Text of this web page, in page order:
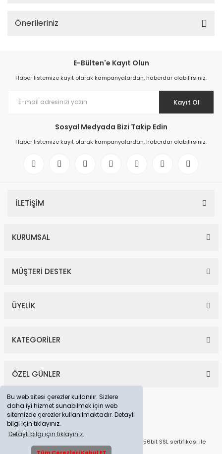
Bu web sitesi çerezler kullanılır. Sizlere
daha iyi hizmet sunabilmek için web
sitemizde çerezler kullanılmaktadır. Detaylı
bilgi için tıklayınız.
Detaylı bilgi için tıklayınız.
Önerileriniz
E-Bülten'e Kayıt Olun
Haber listemize kayıt olarak kampanyalardan, haberdar olabilirsiniz.
Kayıt Ol
Sosyal Medyada Bizi Takip Edin
Haber listemize kayıt olarak kampanyalardan, haberdar olabilirsiniz.
İLETİŞİM
KURUMSAL
MÜŞTERİ DESTEK
ÜYELİK
KATEGORİLER
ÖZEL GÜNLER
© Tüm Hakları Saklıdır. Kredi kartı bilgileriniz 256bit SSL sertifikası ile
korunmaktadır.